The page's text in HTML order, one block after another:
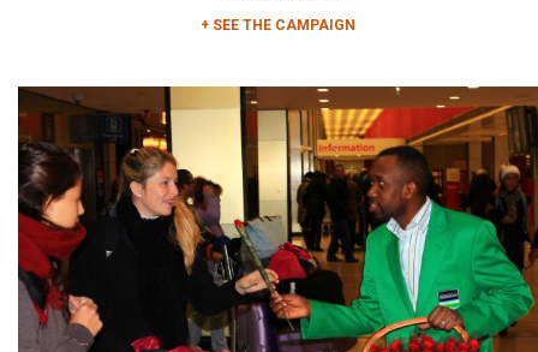
+ SEE THE CAMPAIGN